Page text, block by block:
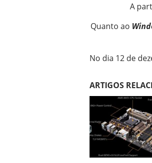
A
Quanto ao
No dia 12 de
ARTIGOS